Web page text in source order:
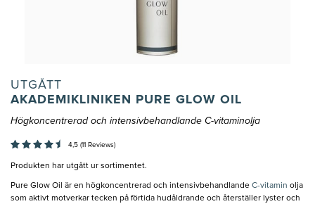
UTGÅTT
AKADEMIKLINIKEN PURE GLOW OIL
Högkoncentrerad och intensivbehandlande C-vitaminolja
4,5 (11 Reviews)
Produkten har utgått ur sortimentet.
Pure Glow Oil är en högkoncentrerad och intensivbehandlande C-vitamin olja
som aktivt motverkar tecken på förtida hudåldrande och återställer lyster och